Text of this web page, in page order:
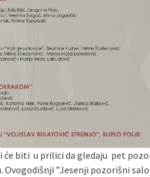
biti u prilici da gledaju pet
Ovogodišnji ”Jesenji pozorišni